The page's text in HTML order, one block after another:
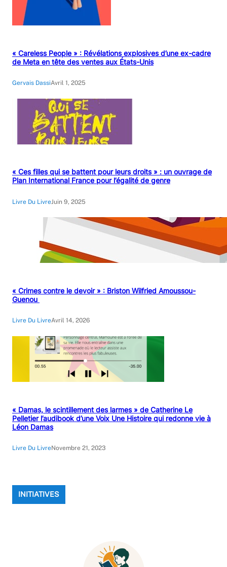
« Careless People » : Révélations explosives d’une ex-cadre
de Meta en tête des ventes aux États-Unis
Gervais DassiAvril 1, 2025
« Ces filles qui se battent pour leurs droits » : un ouvrage de
Plan International France pour l’égalité de genre
Livre Du LivreJuin 9, 2025
« Crimes contre le devoir » : Briston Wilfried Amoussou-
Guenou
Livre Du LivreAvril 14, 2026
« Damas, le scintillement des larmes » de Catherine Le
Pelletier l’audibook d’une Voix Une Histoire qui redonne vie à
Léon Damas
Livre Du LivreNovembre 21, 2023
INITIATIVES